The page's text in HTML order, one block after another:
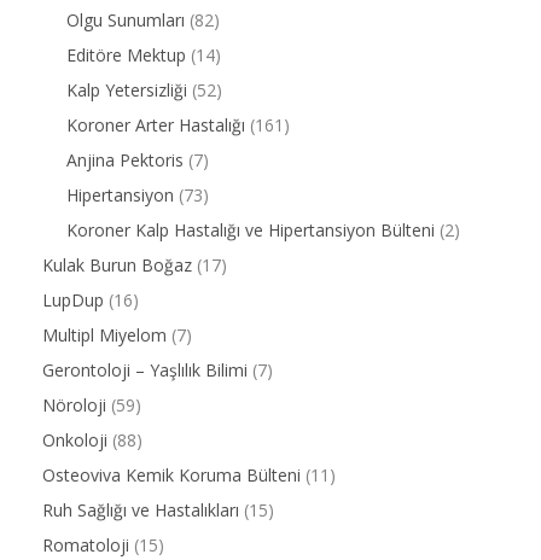
Olgu Sunumları (82)
Editöre Mektup (14)
Kalp Yetersizliği (52)
Koroner Arter Hastalığı (161)
Anjina Pektoris (7)
Hipertansiyon (73)
Koroner Kalp Hastalığı ve Hipertansiyon Bülteni (2)
Kulak Burun Boğaz (17)
LupDup (16)
Multipl Miyelom (7)
Gerontoloji – Yaşlılık Bilimi (7)
Nöroloji (59)
Onkoloji (88)
Osteoviva Kemik Koruma Bülteni (11)
Ruh Sağlığı ve Hastalıkları (15)
Romatoloji (15)